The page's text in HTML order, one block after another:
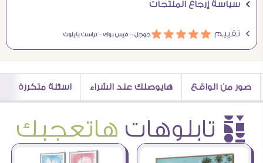
Ö سياسة إرجاع المنتجات
Ö تقييم áááááجوجل –فيس بوك –تراست بايلوت
صور من الواقع هايوصلك عند الشراء اسئلة متكررة
è تابلوهات هاتعجبك